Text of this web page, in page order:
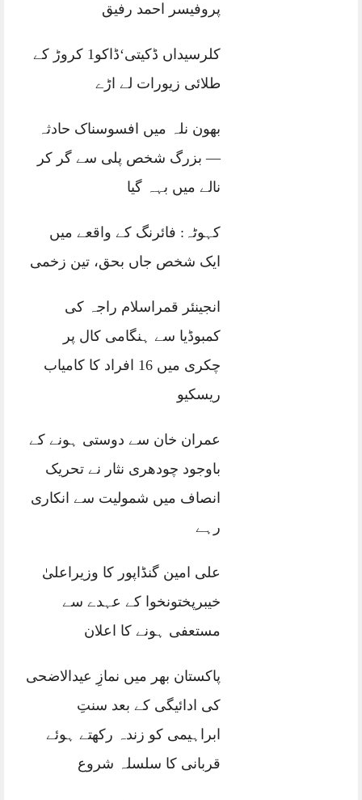
پروفیسر احمد رفیق
کلرسیداں ڈکیتی‘ڈاکو1 کروڑ کے
طلائی زیورات لے اڑے
بھون نلہ میں افسوسناک حادثہ
— بزرگ شخص پلی سے گر کر
نالے میں بہہ گیا
کہوٹہ: فائرنگ کے واقعے میں
ایک شخص جاں بحق، تین زخمی
انجینئر قمراسلام راجہ کی
کمبوڈیا سے ہنگامی کال پر
چکری میں 16 افراد کا کامیاب
ریسکیو
عمران خان سے دوستی ہونے کے
باوجود چودھری نثار نے تحریک
انصاف میں شمولیت سے انکاری
رہے
علی امین گنڈاپور کا وزیراعلیٰ
خیبرپختونخوا کے عہدے سے
مستعفی ہونے کا اعلان
پاکستان بھر میں نمازِ عیدالاضحی
کی ادائیگی کے بعد سنتِ
ابراہیمی کو زندہ رکھتے ہوئے
قربانی کا سلسلہ شروع